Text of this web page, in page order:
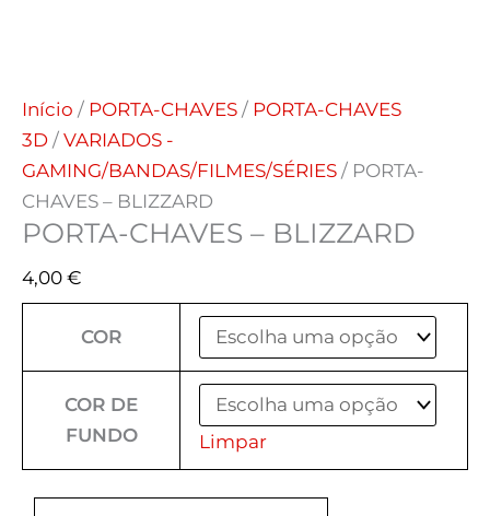
Início / PORTA-CHAVES / PORTA-CHAVES
3D / VARIADOS -
GAMING/BANDAS/FILMES/SÉRIES / PORTA-
CHAVES – BLIZZARD
PORTA-CHAVES – BLIZZARD
4,00 €
COR
COR DE
FUNDO
Limpar